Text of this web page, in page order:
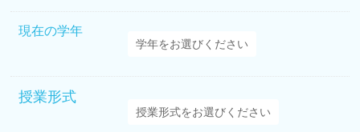
現在の学年
授業形式